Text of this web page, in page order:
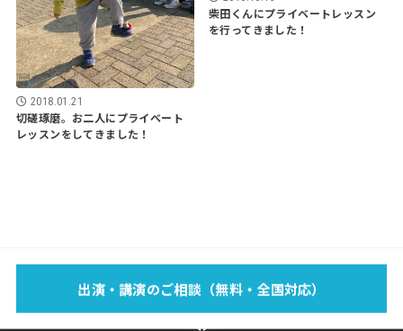
2018.01.21
切磋琢磨。お二人にプライベート
レッスンをしてきました！
柴田くんにプライベートレッスン
を行ってきました！
出演・講演のご相談（無料・全国対応）
FOOTBAG？
BLOG SPONSOR SHOP CONTACT